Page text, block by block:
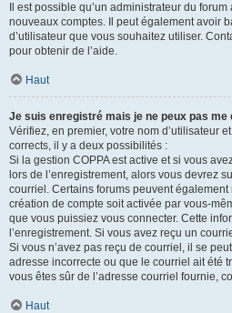
Il est possible qu’un administrateur du
nouveaux comptes. Il peut également avoir
d’utilisateur que vous souhaitez utiliser.
pour obtenir de l’aide.
Haut
Je suis enregistré mais je ne peux pas me
Vérifiez, en premier, votre nom d’utilisateur
corrects, il y a deux possibilités :
Si la gestion COPPA est active et si vous
lors de l’enregistrement, alors vous devrez
courriel. Certains forums peuvent
création de compte soit activée par vous-
que vous puissiez vous connecter. Cette
l’enregistrement. Si vous avez reçu un
Si vous n’avez pas reçu de courriel, il se
adresse incorrecte ou que le courriel ait été
vous êtes sûr de l’adresse courriel fournie,
Haut